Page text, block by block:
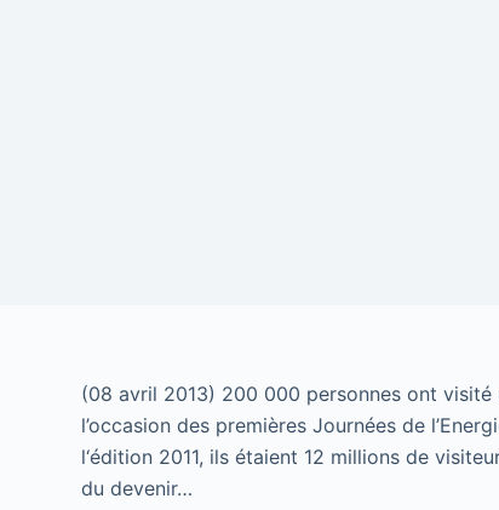
(08 avril 2013) 200 000 personnes ont
l’occasion des premières Journées de
l‘édition 2011, ils étaient 12 millions de
du devenir…